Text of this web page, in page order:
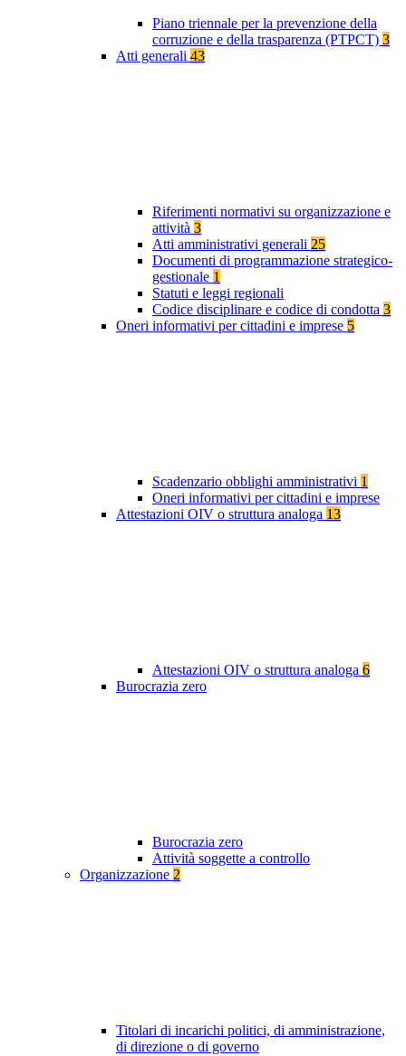
Piano triennale per la prevenzione della
corruzione e della trasparenza (PTPCT) 3
Atti generali 43
Riferimenti normativi su organizzazione e
attività 3
Atti amministrativi generali 25
Documenti di programmazione strategico-
gestionale 1
Statuti e leggi regionali
Codice disciplinare e codice di condotta 3
Oneri informativi per cittadini e imprese 5
Scadenzario obblighi amministrativi 1
Oneri informativi per cittadini e imprese
Attestazioni OIV o struttura analoga 13
Attestazioni OIV o struttura analoga 6
Burocrazia zero
Burocrazia zero
Attività soggette a controllo
Organizzazione 2
Titolari di incarichi politici, di amministrazione,
di direzione o di governo